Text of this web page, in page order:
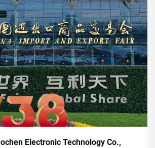
Electronic Technology Co.,